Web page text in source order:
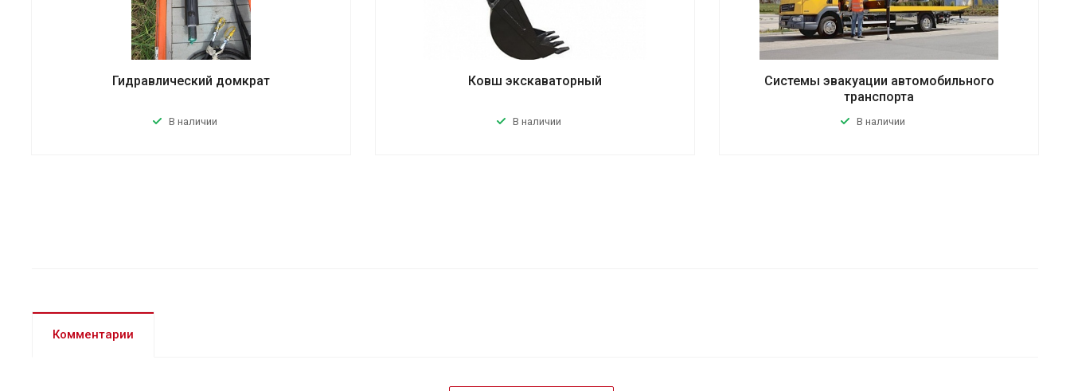
Гидравлический домкрат
В наличии
Ковш экскаваторный
В наличии
Системы эвакуации автомобильного
транспорта
В наличии
Комментарии